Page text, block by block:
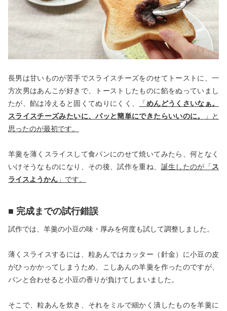
長男は甘いものが苦手でスライスチーズをのせてトーストに、一
方次男はあんこが好きで、トーストしたものに餡をぬっていまし
たが、餡は冷えると固くてぬりにくく、
「めんどうくさいなぁ。
スライスチーズみたいに、パッと簡単にできたらいいのに。
」と
思ったのが最初です。
羊羹を薄くスライスして食パンにのせて焼いてみたら、何となく
いけそうなものになり、その後、試作を重ね、 誕生したのが「ス
ライスようかん 」です。
■ 完成までの試行錯誤
試作では、羊羹の小豆の味・厚みを何度も試して調整しました。
薄くスライスするには、粒あんではカッター（針金）に小豆の皮
がひっかかってしまうため、こしあんの羊羹を作ったのですが、
パンと合わせると小豆の香りが負けてしまいました。
そこで、粒あんを炊き、それをミルで細かく潰したものを羊羹に